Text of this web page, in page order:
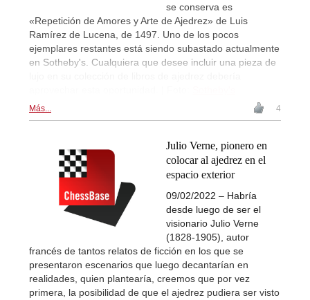
se conserva es
«Repetición de Amores y Arte de Ajedrez» de Luis
Ramírez de Lucena, de 1497. Uno de los pocos
ejemplares restantes está siendo subastado actualmente
en Sotheby's. Cualquiera que desee incluir una pieza de
Más... 4
Julio Verne, pionero en
colocar al ajedrez en el
espacio exterior
09/02/2022 – Habría
desde luego de ser el
visionario Julio Verne
(1828-1905), autor
francés de tantos relatos de ficción en los que se
presentaron escenarios que luego decantarían en
realidades, quien plantearía, creemos que por vez
primera, la posibilidad de que el ajedrez pudiera ser visto